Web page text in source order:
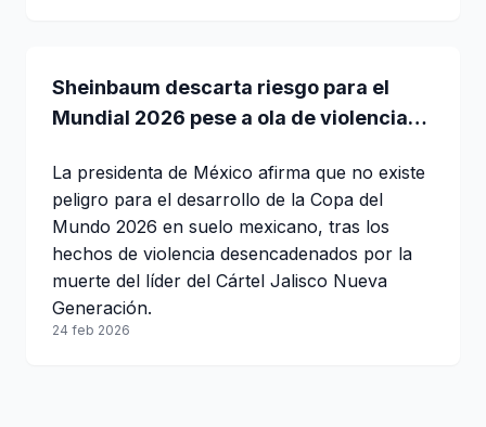
Sheinbaum descarta riesgo para el
Mundial 2026 pese a ola de violencia
La presidenta de México afirma que no existe
peligro para el desarrollo de la Copa del
Mundo 2026 en suelo mexicano, tras los
hechos de violencia desencadenados por la
muerte del líder del Cártel Jalisco Nueva
Generación.
24 feb 2026